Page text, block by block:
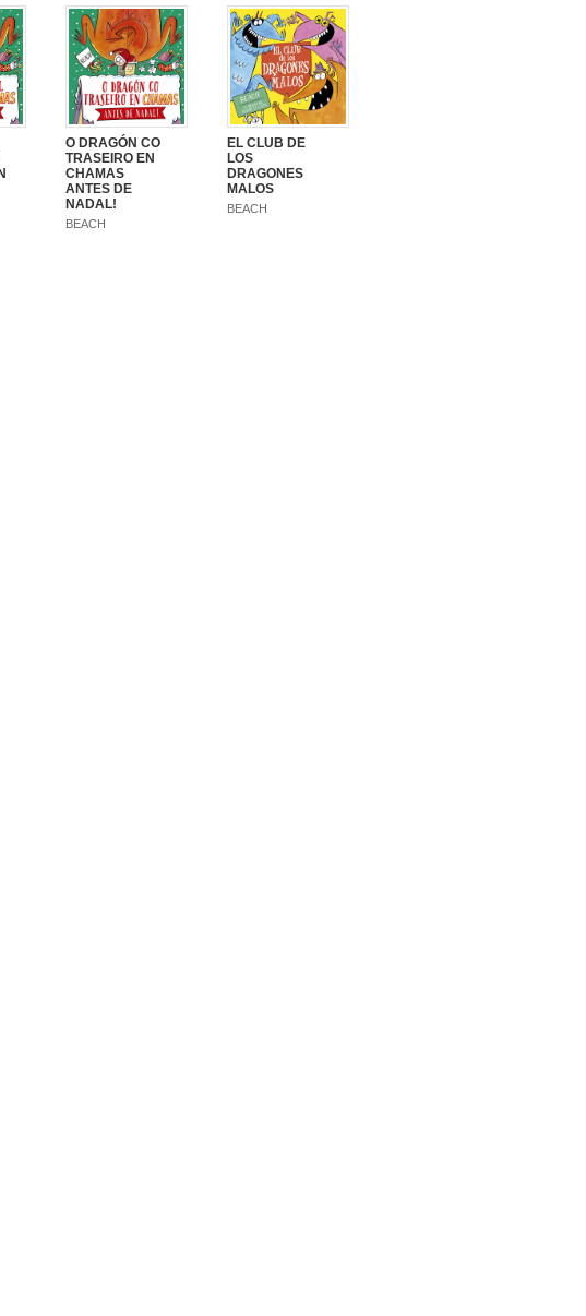
O DRAGÓN CO
TRASEIRO EN
CHAMAS
ANTES DE
NADAL!
BEACH
EL CLUB DE
LOS
DRAGONES
MALOS
BEACH